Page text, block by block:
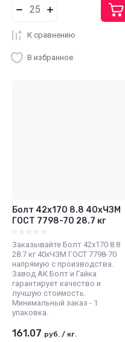
К сравнению
В избранное
Болт 42х170 8.8 40хЧЗМ
ГОСТ 7798-70 28.7 кг
Заказывайте Болт 42х170 8.8
28.7 кг 40хЧЗМ ГОСТ 7798-70
напрямую с производства.
Завод АК Болт и Гайка
гарантирует качество и
лучшую стоимость.
Минимальный заказ - 1
упаковка.
161.07 руб. / кг.